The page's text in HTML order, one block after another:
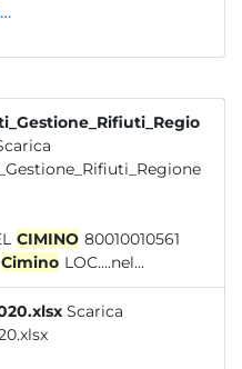
CIMINO 80010010561
Cimino LOC....nel...
Scarica